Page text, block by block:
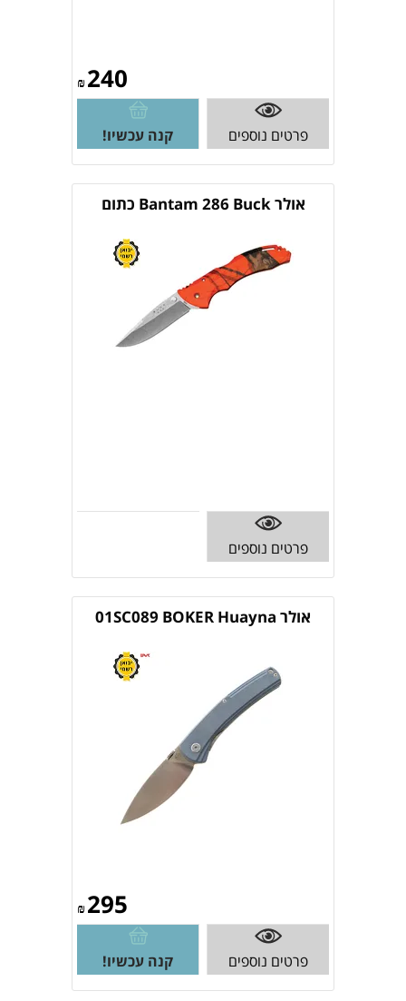
₪240
פרטים נוספים קנה עכשיו!
אולר Bantam 286 Buck כתום
פרטים נוספים
אולר 01SC089 BOKER Huayna
₪295
פרטים נוספים קנה עכשיו!